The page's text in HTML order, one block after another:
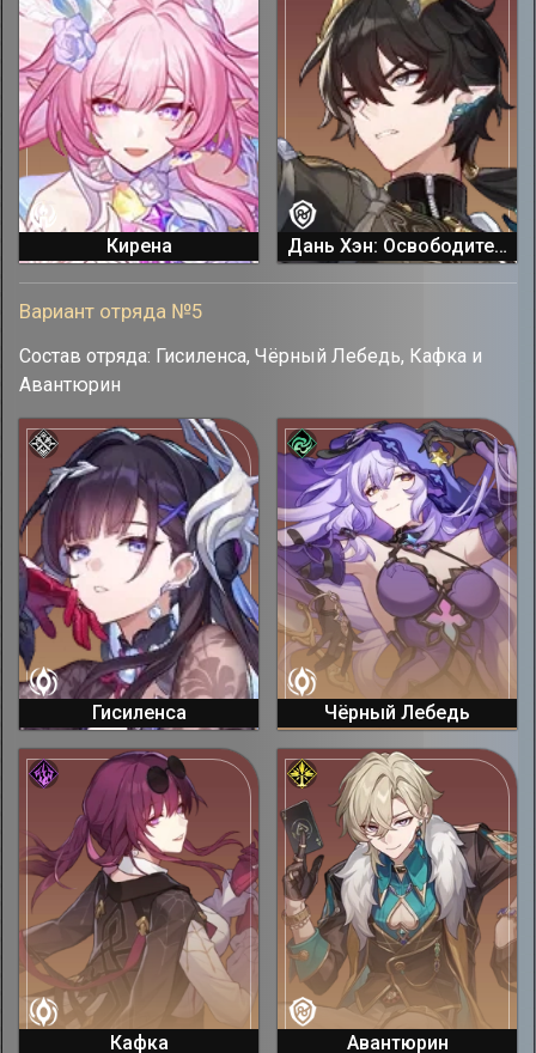
Кирена Дань Хэн: Освободитель Пустошей
Вариант отряда №5
Состав отряда: Гисиленса, Чёрный Лебедь, Кафка и
Авантюрин
Гисиленса Чёрный Лебедь
Кафка Авантюрин